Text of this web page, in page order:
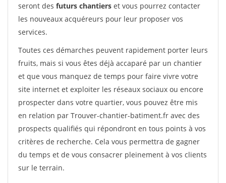
seront des futurs chantiers et vous pourrez contacter
les nouveaux acquéreurs pour leur proposer vos
services.
Toutes ces démarches peuvent rapidement porter leurs
fruits, mais si vous êtes déjà accaparé par un chantier
et que vous manquez de temps pour faire vivre votre
site internet et exploiter les réseaux sociaux ou encore
prospecter dans votre quartier, vous pouvez être mis
en relation par Trouver-chantier-batiment.fr avec des
prospects qualifiés qui répondront en tous points à vos
critères de recherche. Cela vous permettra de gagner
du temps et de vous consacrer pleinement à vos clients
sur le terrain.